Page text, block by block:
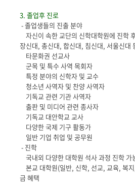
3. 졸업후 진로
- 졸업생들의 진출 분야
자신이 속한 교단의 신학대학원에 진학
장신대, 총신대, 합신대, 침신대, 서울신대
타문화권 선교사
군목 및 특수 사역 목회자
특정 분야의 신학자 및 교수
청소년 사역자 및 찬양 사역자
기독교 관련 기관 사역자
출판 및 미디어 관련 종사자
기독교 대안학교 교사
다양한 국제 기구 활동가
일반 기업 취업 및 공무원
- 진학
국내외 다양한 대학원 석사 과정 진학 가
본교 대학원(일반, 신학, 선교, 교육, 복
금 혜택